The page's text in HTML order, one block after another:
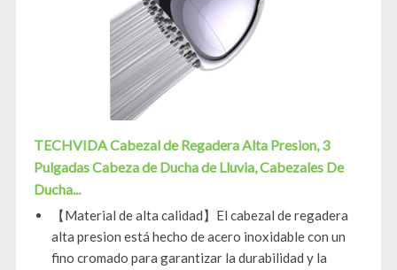
TECHVIDA Cabezal de Regadera Alta Presion, 3
Pulgadas Cabeza de Ducha de Lluvia, Cabezales De
Ducha...
【Material de alta calidad】El cabezal de regadera
alta presion está hecho de acero inoxidable con un
fino cromado para garantizar la durabilidad y la